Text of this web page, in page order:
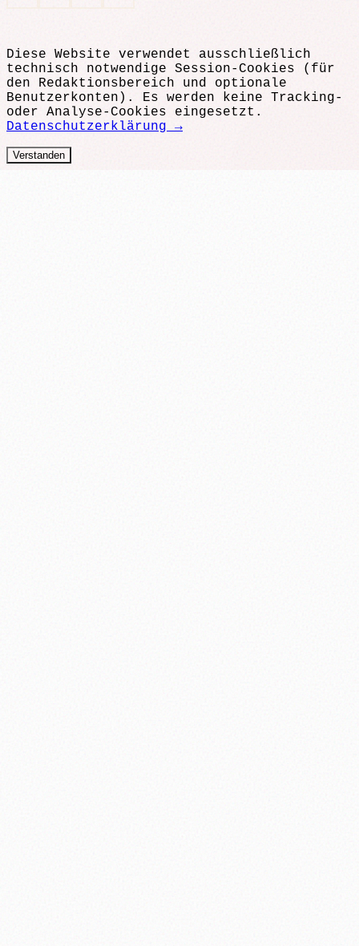
Diese Website verwendet ausschließlich
technisch notwendige Session-Cookies (für
den Redaktionsbereich und optionale
Benutzerkonten). Es werden keine Tracking-
oder Analyse-Cookies eingesetzt.
Datenschutzerklärung →
Verstanden